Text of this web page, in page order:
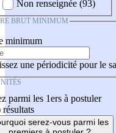
Non renseignée (93)
BRUT MINIMUM
minimum
une périodicité pour le
parmi les 1ers à postuler
résultats
serez-vous parmi les